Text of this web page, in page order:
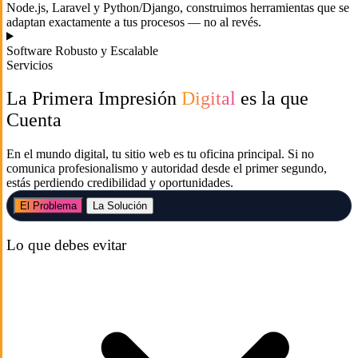
Node.js, Laravel y Python/Django, construimos herramientas que se
adaptan exactamente a tus procesos — no al revés.
Software Robusto y Escalable
Servicios
La Primera Impresión Digital es la que
Cuenta
En el mundo digital, tu sitio web es tu oficina principal. Si no
comunica profesionalismo y autoridad desde el primer segundo,
estás perdiendo credibilidad y oportunidades.
El Problema La Solución
Lo que debes evitar